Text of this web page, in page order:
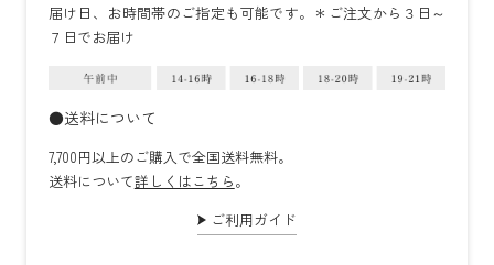
届け日、お時間帯のご指定も可能です。＊ご注文から３日～
７日でお届け
●送料について
7,700円以上のご購入で全国送料無料。
送料について詳しくはこちら。
ご利用ガイド